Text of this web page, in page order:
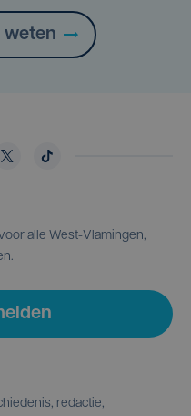
weten
alle West-Vlamingen,
redactie,